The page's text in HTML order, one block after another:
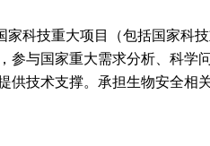
家科技重大项目（包括国家科
参与国家重大需求分析、科学
供技术支撑。承担生物安全相